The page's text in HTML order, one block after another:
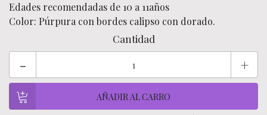
Edades recomendadas de 10 a 11años
Color: Púrpura con bordes calipso con dorado.
Cantidad
- +